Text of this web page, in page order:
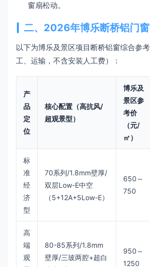
窗扇松动。
二、2026年博乐断桥铝门
以下为博乐及景区项目断桥铝窗综合参
工、运输，不含安装人工费）：
产
品
定
位
核心配置（高抗风/
超观景型）
博乐及
景区参
考价
（元/
㎡）
标
准
经
济
型
70系列/1.8mm壁厚/
双层Low-E中空
（5+12A+5Low-E）
650～
750
高
端
观
80-85系列/1.8mm
壁厚/三玻两腔+超白
950～
1250